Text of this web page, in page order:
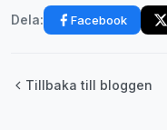
Dela: Facebook
Tillbaka till bloggen